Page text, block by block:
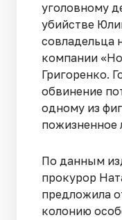
уголовному
убийстве
совладельца
компании
Григоренко.
обвинение
одному из
пожизненное
По данным
прокурор
предложила
колонию